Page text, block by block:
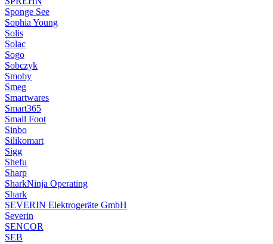
Sponge See
Sophia Young
Solis
Solac
Sogo
Sobczyk
Smoby
Smeg
Smartwares
Smart365
Small Foot
Sinbo
Silikomart
Sigg
Shefu
Sharp
SharkNinja Operating
Shark
SEVERIN Elektrogeräte GmbH
Severin
SENCOR
SEB